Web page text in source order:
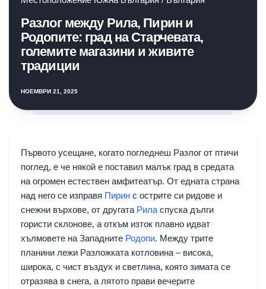
Разлог между Рила, Пирин и
Родопите: град на Старчевата,
големите магазини и живите
традиции
НОЕМВРИ 21, 2025
Първото усещане, когато погледнеш Разлог от птичи
поглед, е че някой е поставил малък град в средата
на огромен естествен амфитеатър. От едната страна
над него се изправя Пирин с острите си ридове и
снежни върхове, от другата Рила спуска дълги
гористи склонове, а откъм изток плавно идват
хълмовете на Западните Родопи. Между трите
планини лежи Разложката котловина – висока,
широка, с чист въздух и светлина, която зимата се
отразява в снега, а лятото прави вечерите